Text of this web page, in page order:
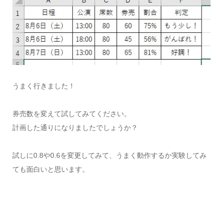
うまく行きました！
券売数を変えて試してみてください。
計画した通りになりましたでしょうか？
試しに0.8や0.6を変更してみて、うまく動作するか実験してみ
ても面白いと思います。